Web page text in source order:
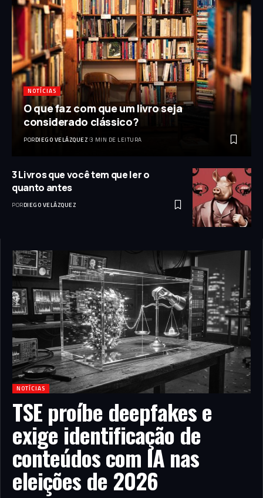
NOTÍCIAS
O que faz com que um livro seja
considerado clássico?
PORDIEGO VELÁZQUEZ 3 MIN DE LEITURA
3 Livros que você tem que ler o
quanto antes
PORDIEGO VELÁZQUEZ
NOTÍCIAS
TSE proíbe deepfakes e
exige identificação de
conteúdos com IA nas
eleições de 2026